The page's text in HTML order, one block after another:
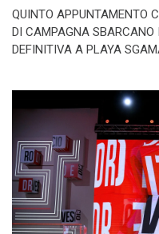
QUINTO APPUNTAMENTO
DI CAMPAGNA
DEFINITIVA A PLAYA